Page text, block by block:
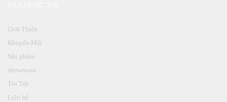
Giới Thiệu
Khuyến Mãi
Sản phẩm
showroom
Tin Tức
Liên hệ